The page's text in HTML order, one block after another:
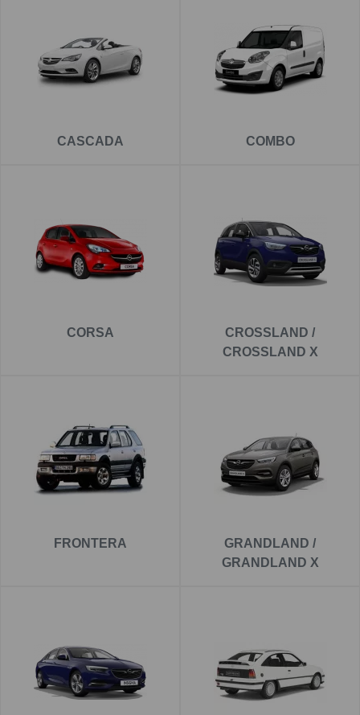
CASCADA COMBO
CORSA
CROSSLAND /
CROSSLAND X
FRONTERA
GRANDLAND /
GRANDLAND X